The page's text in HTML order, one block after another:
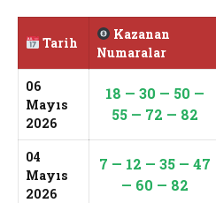
Tarih
Kazanan
Numaralar
06
Mayıs
2026
18 — 30 — 50 —
55 — 72 — 82
04
Mayıs
2026
7 — 12 — 35 — 47
— 60 — 82